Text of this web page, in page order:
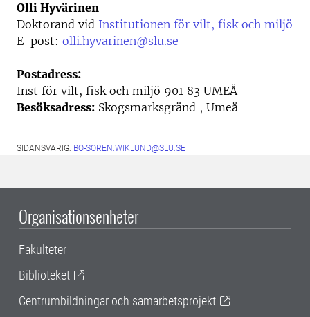
Olli Hyvärinen
Doktorand vid Institutionen för vilt, fisk och miljö
E-post: olli.hyvarinen@slu.se
Postadress:
Inst för vilt, fisk och miljö 901 83 UMEÅ
Besöksadress: Skogsmarksgränd , Umeå
SIDANSVARIG: BO-SOREN.WIKLUND@SLU.SE
Organisationsenheter
Fakulteter
Biblioteket
Centrumbildningar och samarbetsprojekt